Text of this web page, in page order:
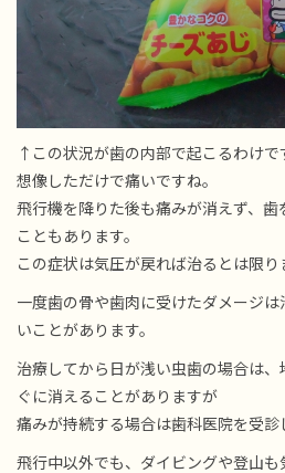
↑この状況が歯の内部で起こるわけで
想像しただけで痛いですね。
飛行機を降りた後も痛みが消えず、
こともあります。
この症状は気圧が戻れば治るとは限り
一度歯の骨や歯肉に受けたダメージ
いことがあります。
治療してから日が浅い虫歯の場合は
ぐに消えることがありますが
痛みが持続する場合は歯科医院を受診
飛行中以外でも、ダイビングや登山